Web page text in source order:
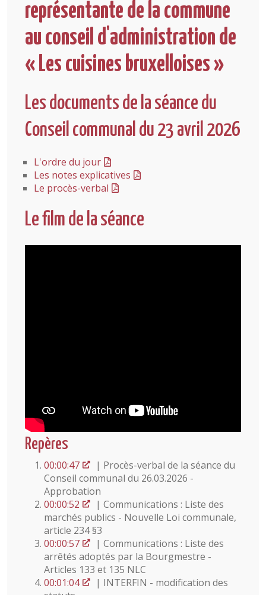
représentante de la commune
au conseil d'administration de
« Les cuisines bruxelloises »
Les documents de la séance du
Conseil communal du 23 avril 2026
L'ordre du jour
Les notes explicatives
Le procès-verbal
Le film de la séance
Repères
00:00:47
| Procès-verbal de la séance du
Conseil communal du 26.03.2026 -
Approbation
00:00:52
| Communications : Liste des
marchés publics - Nouvelle Loi communale,
article 234 §3
00:00:57
| Communications : Liste des
arrêtés adoptés par la Bourgmestre -
Articles 133 et 135 NLC
00:01:04
| INTERFIN - modification des